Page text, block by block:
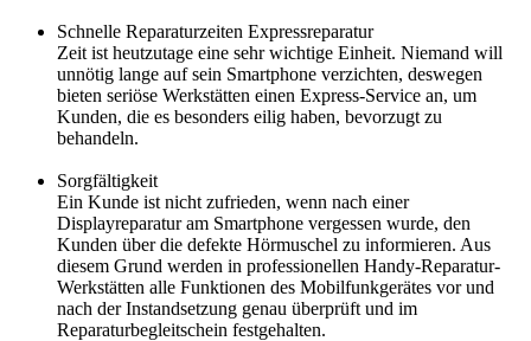
Schnelle Reparaturzeiten Expressreparatur
Zeit ist heutzutage eine sehr wichtige Einheit. Niemand will
unnötig lange auf sein Smartphone verzichten, deswegen
bieten seriöse Werkstätten einen Express-Service an, um
Kunden, die es besonders eilig haben, bevorzugt zu
behandeln.
Sorgfältigkeit
Ein Kunde ist nicht zufrieden, wenn nach einer
Displayreparatur am Smartphone vergessen wurde, den
Kunden über die defekte Hörmuschel zu informieren. Aus
diesem Grund werden in professionellen Handy-Reparatur-
Werkstätten alle Funktionen des Mobilfunkgerätes vor und
nach der Instandsetzung genau überprüft und im
Reparaturbegleitschein festgehalten.